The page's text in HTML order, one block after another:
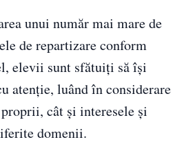
unui număr mai mare de
de repartizare conform
elevii sunt sfătuiți să își
atenție, luând în considerare
cât și interesele și
domenii.